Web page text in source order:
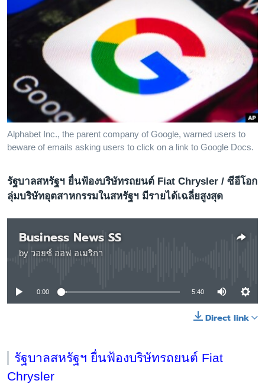
สังคมและสุขภาพ
ไลฟ์สไตล์
ตรวจสอบข่าว
เรียนรู้ภาษาอังกฤษ
พอดคาสต์
ติดตามเรา
เลือกภาษา
Alphabet Inc., the parent company of Google, warned users to
beware of emails asking users to click on a link to Google Docs.
รัฐบาลสหรัฐฯ ยื่นฟ้องบริษัทรถยนต์ Fiat Chrysler / ซีอีโอก
ลุ่มบริษัทอุตสาหกรรมในสหรัฐฯ มีรายได้เฉลี่ยสูงสุด
Business News SS
by วอยซ์ ออฟ อเมริกา
No media source currently available
0:00 5:40
Direct link
รัฐบาลสหรัฐฯ ยื่นฟ้องบริษัทรถยนต์ Fiat
Chrysler